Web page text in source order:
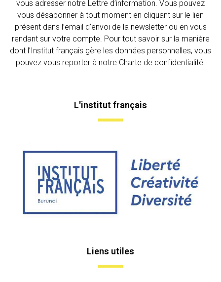
vous adresser notre Lettre d’information. Vous pouvez
vous désabonner à tout moment en cliquant sur le lien
présent dans l’email d’envoi de la newsletter ou en vous
rendant sur votre compte. Pour tout savoir sur la manière
dont l’Institut français gère les données personnelles, vous
pouvez vous reporter à notre Charte de confidentialité.
L'institut français
Liens utiles